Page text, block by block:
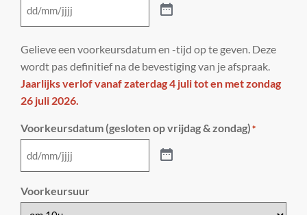
Gelieve een voorkeursdatum en -tijd op te geven. Deze
wordt pas definitief na de bevestiging van je afspraak.
Jaarlijks verlof vanaf zaterdag 4 juli tot en met zondag
26 juli 2026.
Voorkeursdatum (gesloten op vrijdag & zondag)*
Voorkeursuur